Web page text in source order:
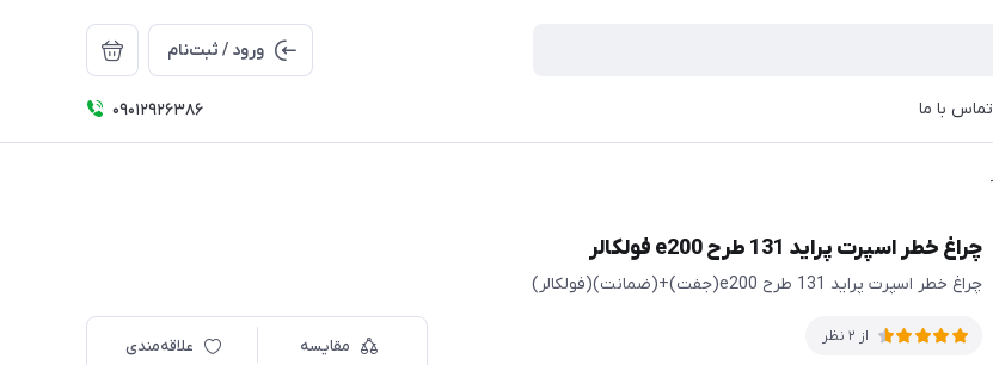
ورود / ثبت‌نام
تماس با ما 09012926386
چراغ خطر اسپرت پراید 131 طرح e200 فولکالر
چراغ خطر اسپرت پراید 131 طرح e200(جفت)+(ضمانت)(فولکالر)
از 2 نظر مقایسه علاقه‌مندی